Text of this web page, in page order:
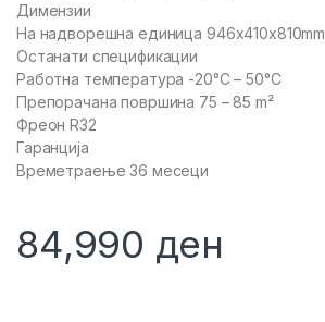
Димензии
На надворешна единица 946x410x810mm
Останати спецификации
Работна температура -20°C – 50°C
Препорачана површина 75 – 85 m²
Фреон R32
Гаранција
Времетраење 36 месеци
84,990 ден